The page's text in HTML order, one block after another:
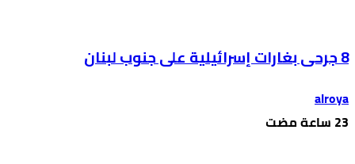
8 جرحى بغارات إسرائيلية على جنوب لبنان
alroya